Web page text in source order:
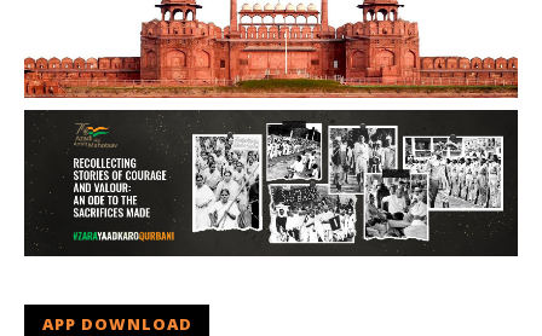
APP DOWNLOAD